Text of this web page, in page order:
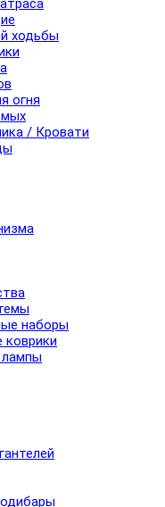
ходьбы
огня
/ Кровати
наборы
коврики
лампы